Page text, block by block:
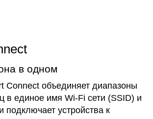
в одном
Connect объединяет диапазоны
в единое имя Wi‑Fi сети (SSID) и
подключает устройства к